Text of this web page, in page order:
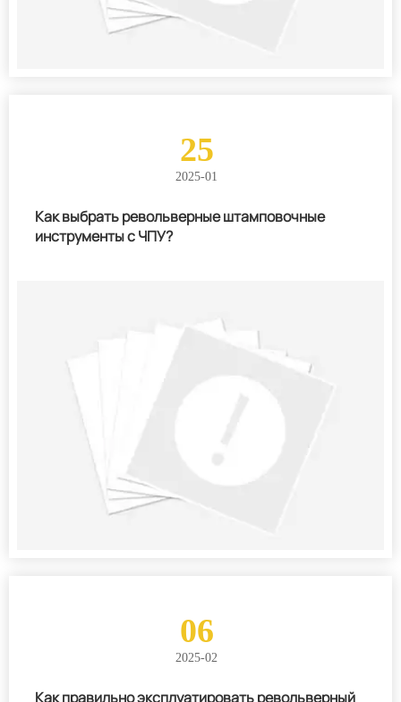
25
2025-01
Как выбрать револьверные штамповочные
инструменты с ЧПУ?
06
2025-02
Как правильно эксплуатировать револьверный